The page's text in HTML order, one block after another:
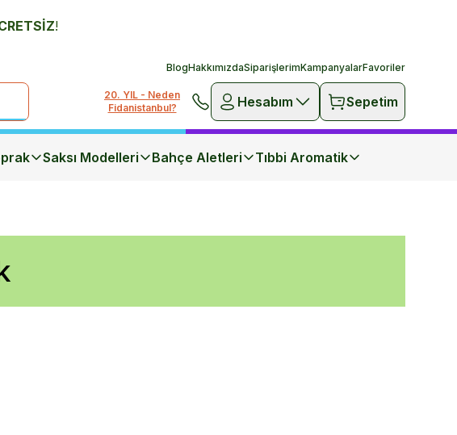
!
BlogHakkımızdaSiparişlerimKampanyalarFavoriler
20. YIL - Neden
Fidanistanbul?
Hesabım Sepetim
Saksı Modelleri Bahçe Aletleri Tıbbi Aromatik